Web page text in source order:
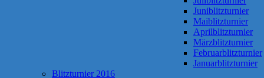
Juniblitzturnier
Maiblitzturnier
Aprilblitzturnier
Märzblitzturnier
Februarblitzturnier
Januarblitzturnier
Blitzturnier 2016